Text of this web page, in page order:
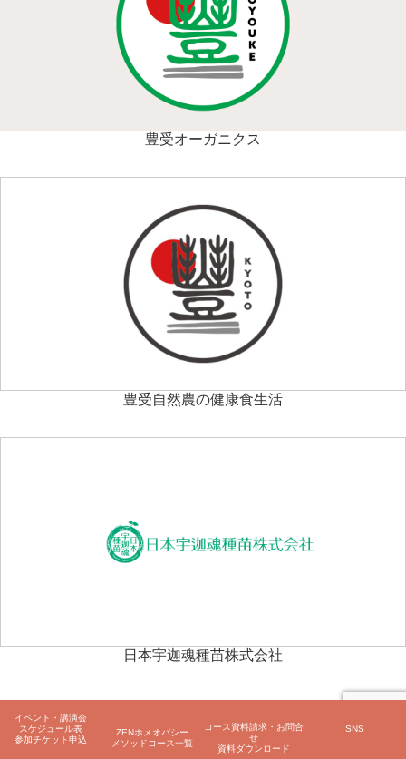
イベント・講演会
スケジュール表
参加チケット申込
ZENホメオパシー
メソッドコース一覧
コース資料請求・お問合
せ
資料ダウンロード
SNS
豊受オーガニクス
豊受自然農の健康食生活
日本宇迦魂種苗株式会社